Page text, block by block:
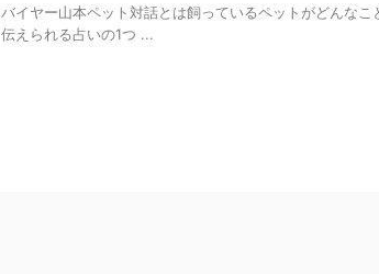
バイヤー山本ペット対話とは飼っているペットがどんな
伝えられる占いの1つ ...